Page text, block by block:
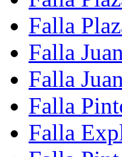
Falla
Falla
Falla
Falla
Falla